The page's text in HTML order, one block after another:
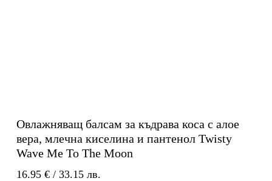
Овлажняващ балсам за къдрава коса с алое
вера, млечна киселина и пантенол Twisty
Wave Me To The Moon
16.95 €/ 33.15 лв.